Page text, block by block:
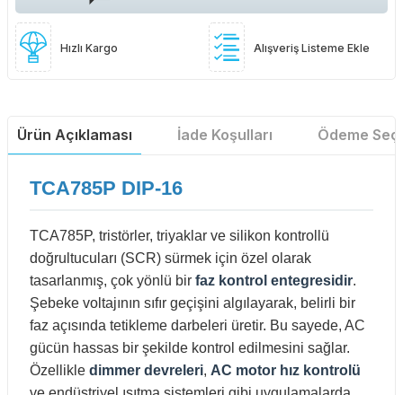
Hızlı Kargo Alışveriş Listeme Ekle
Ürün Açıklaması İade Koşulları Ödeme
TCA785P DIP-16
TCA785P, tristörler, triyaklar ve silikon kontrollü
doğrultucuları (SCR) sürmek için özel olarak
tasarlanmış, çok yönlü bir faz kontrol entegresidir.
Şebeke voltajının sıfır geçişini algılayarak, belirli bir
faz açısında tetikleme darbeleri üretir. Bu sayede, AC
gücün hassas bir şekilde kontrol edilmesini sağlar.
Özellikle dimmer devreleri, AC motor hız kontrolü